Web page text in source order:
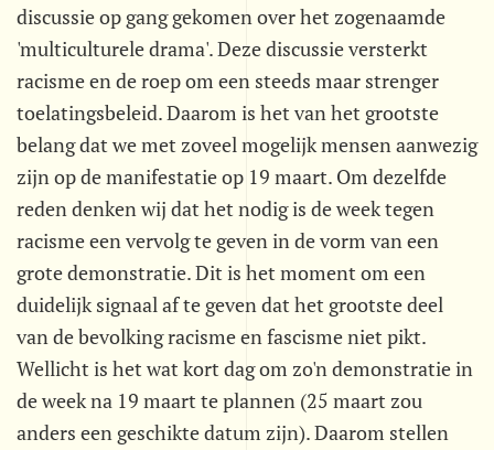
discussie op gang gekomen over het zogenaamde
'multiculturele drama'. Deze discussie versterkt
racisme en de roep om een steeds maar strenger
toelatingsbeleid. Daarom is het van het grootste
belang dat we met zoveel mogelijk mensen aanwezig
zijn op de manifestatie op 19 maart. Om dezelfde
reden denken wij dat het nodig is de week tegen
racisme een vervolg te geven in de vorm van een
grote demonstratie. Dit is het moment om een
duidelijk signaal af te geven dat het grootste deel
van de bevolking racisme en fascisme niet pikt.
Wellicht is het wat kort dag om zo'n demonstratie in
de week na 19 maart te plannen (25 maart zou
anders een geschikte datum zijn). Daarom stellen